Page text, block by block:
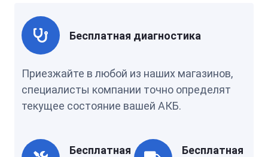
Бесплатная диагностика
Приезжайте в любой из наших магазинов,
специалисты компании точно определят
текущее состояние вашей АКБ.
Бесплатная
Бесплатная